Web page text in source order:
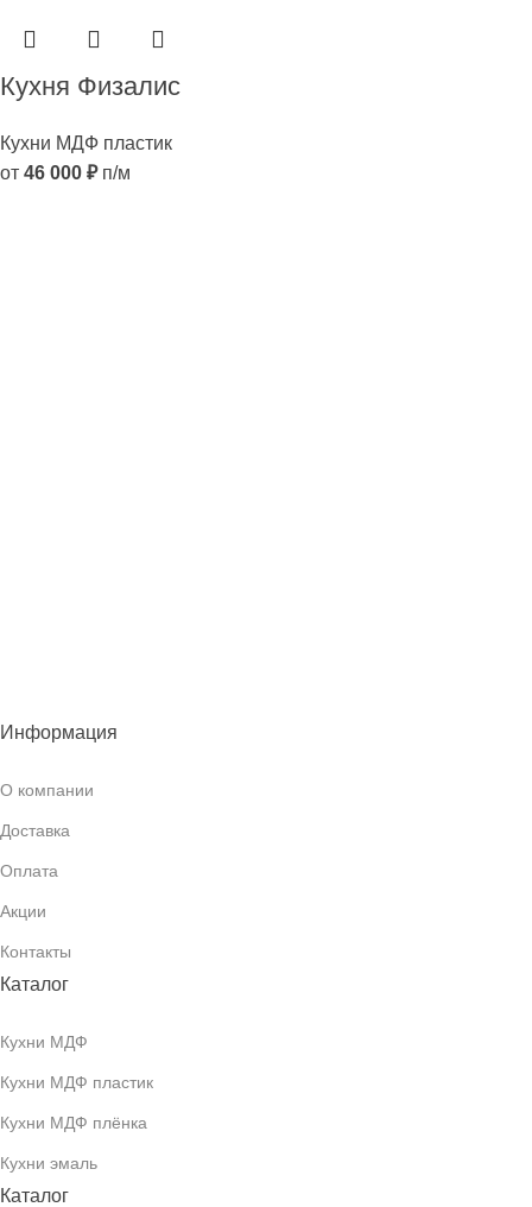
Кухня Физалис
Кухни МДФ пластик
от 46 000 ₽п/м
Информация
О компании
Доставка
Оплата
Акции
Контакты
Каталог
Кухни МДФ
Кухни МДФ пластик
Кухни МДФ плёнка
Кухни эмаль
Каталог